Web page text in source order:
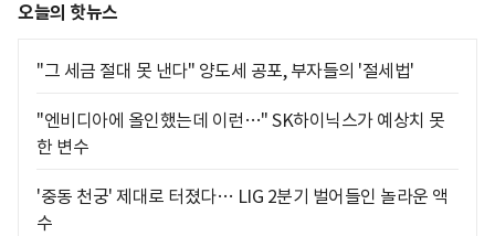
오늘의 핫뉴스
"그 세금 절대 못 낸다" 양도세 공포, 부자들의 '절세법'
"엔비디아에 올인했는데 이런…" SK하이닉스가 예상치 못
한 변수
'중동 천궁' 제대로 터졌다… LIG 2분기 벌어들인 놀라운 액
수